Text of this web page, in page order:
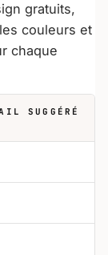
gratuits,
couleurs et
chaque
SUGGÉRÉ